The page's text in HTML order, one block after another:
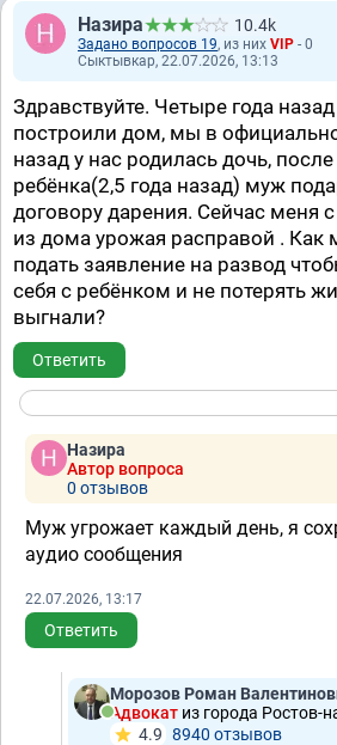
Назира 10.4k
Задано вопросов 19, из них VIP - 0
Сыктывкар, 22.07.2026, 13:13
Здравствуйте. Четыре года
построили дом, мы в
назад у нас родилась дочь,
ребёнка(2,5 года назад) муж
договору дарения. Сейчас меня
из дома урожая расправой . Как
подать заявление на развод
себя с ребёнком и не потерять
выгнали?
Ответить
Назира
Автор вопроса
0 отзывов
Муж угрожает каждый день, я
аудио сообщения
22.07.2026, 13:17
Ответить
Морозов Роман
Адвокат из города Ростов-
4.9 8940 отзывов